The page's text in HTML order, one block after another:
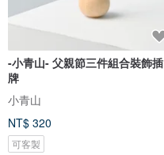
-小青山- 父親節三件組合裝飾插
牌
小青山
NT$ 320
可客製